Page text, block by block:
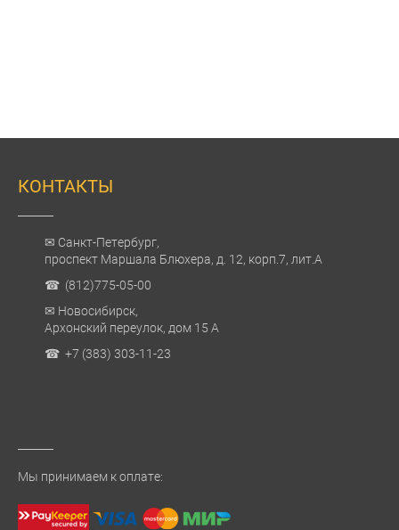
КОНТАКТЫ
✉ Санкт-Петербург,
проспект Маршала Блюхера, д. 12, корп.7, лит.А
☎ (812)775-05-00
✉ Новосибирск,
Архонский переулок, дом 15 А
☎ +7 (383) 303-11-23
Мы принимаем к оплате: